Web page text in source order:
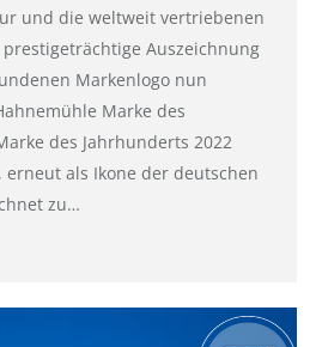
und die weltweit vertriebenen
Auszeichnung
Markenlogo nun
Marke des
des Jahrhunderts 2022
erneut als Ikone der deutschen
zu…